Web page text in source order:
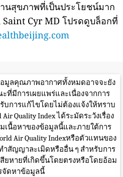
นสุขภาพที่เป็นประโยชน์มาก
Cyr MD โปรดดูบล็อกที่
มูลคุณภาพอากาศทั้งหมดอาจจะยัง
ที่มีการเผยแพร่และเนื่องจากการ
บการแก้ไขโดยไม่ต้องแจ้งให้ทราบ
Quality Index ได้ระมัดระวังเรื่อง
เนื้อหาของข้อมูลนี้และภายใต้การ
Air Quality Indexหรือตัวแทนของ
ำสัญญาละเมิดหรืออื่น ๆ สำหรับการ
ยหายที่เกิดขึ้นโดยตรงหรือโดยอ้อม
จัดหาข้อมูลนี้